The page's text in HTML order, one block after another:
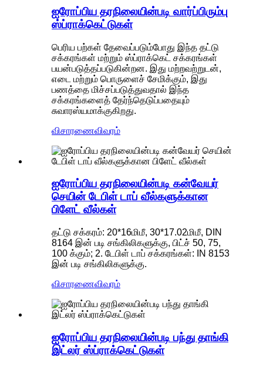
ஐரோப்பிய தரநிலையின்படி வார்ப்பிரும்பு
ஸ்ப்ராக்கெட்டுகள்
பெரிய பற்கள் தேவைப்படும்போது இந்த தட்டு
சக்கரங்கள் மற்றும் ஸ்ப்ராக்கெட் சக்கரங்கள்
பயன்படுத்தப்படுகின்றன. இது மற்றவற்றுடன்,
எடை மற்றும் பொருளைச் சேமிக்கும், இது
பணத்தை மிச்சப்படுத்துவதால் இந்த
சக்கரங்களைத் தேர்ந்தெடுப்பதையும்
சுவாரஸ்யமாக்குகிறது.
விசாரணைவிவரம்
ஐரோப்பிய தரநிலையின்படி கன்வேயர்
செயின் டேபிள் டாப் வீல்களுக்கான
பிளேட் வீல்கள்
தட்டு சக்கரம்: 20*16மிமீ, 30*17.02மிமீ, DIN
8164 இன் படி சங்கிலிகளுக்கு, பிட்ச் 50, 75,
100 க்கும்; 2. டேபிள் டாப் சக்கரங்கள்: IN 8153
இன் படி சங்கிலிகளுக்கு.
விசாரணைவிவரம்
ஐரோப்பிய தரநிலையின்படி பந்து தாங்கி
இட்லர் ஸ்ப்ராக்கெட்டுகள்